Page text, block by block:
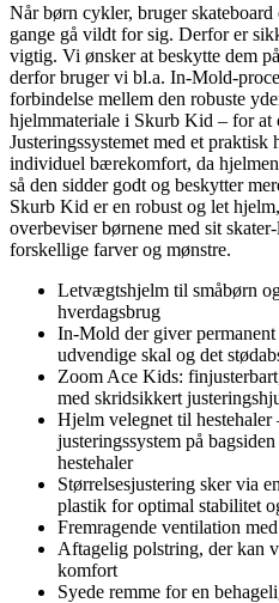
Når børn cykler, bruger
gange gå vildt for sig. Derfor er
vigtig. Vi ønsker at beskytte dem
derfor bruger vi bl.a. In-Mold-
forbindelse mellem den robuste
hjelmmateriale i Skurb Kid – for at
Justeringssystemet med et
individuel bærekomfort, da
så den sidder godt og beskytter
Skurb Kid er en robust og let
overbeviser børnene med sit
forskellige farver og mønstre.
Letvægtshjelm til småbørn
hverdagsbrug
In-Mold der giver
udvendige skal og det
Zoom Ace Kids:
med skridsikkert
Hjelm velegnet til hestehaler
justeringssystem på
hestehaler
Størrelsesjustering sker via
plastik for optimal stabilitet
Fremragende ventilation
Aftagelig polstring, der kan
komfort
Syede remme for en